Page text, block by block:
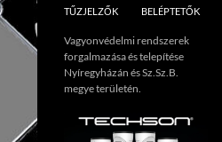
TŰZJELZŐK BELÉPTETŐK
Vagyonvédelmi rendszerek
forgalmazása és telepítése
Nyíregyházán és Sz.Sz.B.
megye területén.